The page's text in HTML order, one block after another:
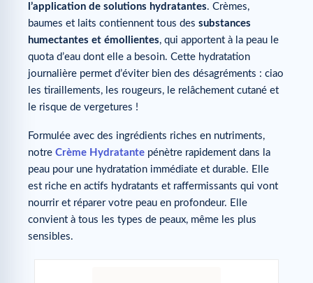
l’application de solutions hydratantes. Crèmes,
baumes et laits contiennent tous des substances
humectantes et émollientes, qui apportent à la peau le
quota d’eau dont elle a besoin. Cette hydratation
journalière permet d’éviter bien des désagréments : ciao
les tiraillements, les rougeurs, le relâchement cutané et
le risque de vergetures !
Formulée avec des ingrédients riches en nutriments,
notre Crème Hydratante pénètre rapidement dans la
peau pour une hydratation immédiate et durable. Elle
est riche en actifs hydratants et raffermissants qui vont
nourrir et réparer votre peau en profondeur. Elle
convient à tous les types de peaux, même les plus
sensibles.